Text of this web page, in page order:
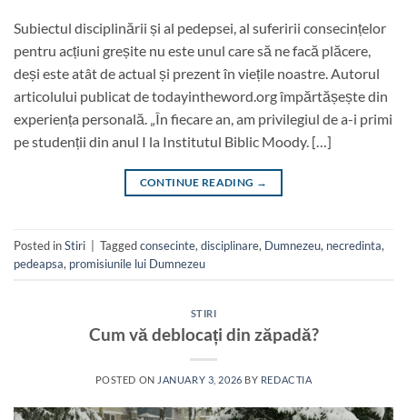
Subiectul disciplinării și al pedepsei, al suferirii consecințelor
pentru acțiuni greșite nu este unul care să ne facă plăcere,
deși este atât de actual și prezent în viețile noastre. Autorul
articolului publicat de todayintheword.org împărtășește din
experiența personală. „În fiecare an, am privilegiul de a-i primi
pe studenții din anul I la Institutul Biblic Moody. […]
CONTINUE READING →
Posted inStiri Taggedconsecinte, disciplinare, Dumnezeu, necredinta,
pedeapsa, promisiunile lui Dumnezeu
STIRI
Cum vă deblocați din zăpadă?
POSTED ON JANUARY 3, 2026 BY REDACTIA